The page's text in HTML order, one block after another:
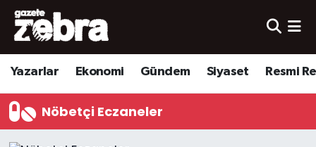
Yazarlar Ekonomi Gündem Siyaset Resmi
Nöbetçi Eczaneler
Yazarlar
Ekonomi
Kültür-Sanat
Nöbetçi Eczaneler
Hava Durumu
Trafik Durumu